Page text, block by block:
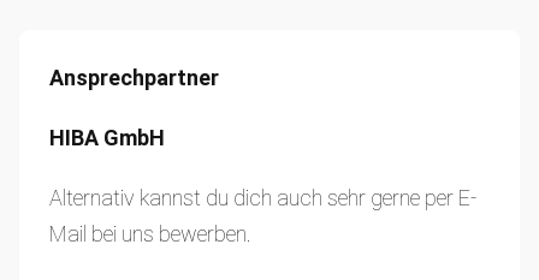
Ansprechpartner
HIBA GmbH
Alternativ kannst du dich auch sehr gerne per E-
Mail bei uns bewerben.